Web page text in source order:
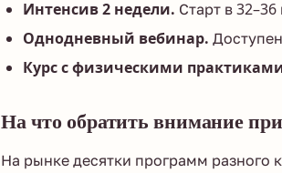
Интенсив 2 недели. Старт в 32–36
Однодневный вебинар.
Курс с физическими
На что обратить внимание
На рынке десятки программ разного